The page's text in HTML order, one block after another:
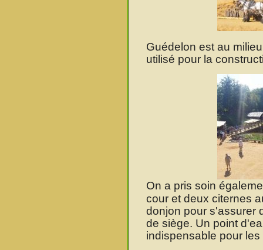
Guédelon est au
utilisé pour la
On a pris soin
cour et deux citernes
donjon pour s'assurer
de siège. Un point
indispensable pour les